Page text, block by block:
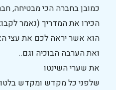
כמובן בחברה הכי מבטיחה,
הכירו את המדריך (נאמר
הוא אשר יראה לכם את עצי
ואת הערבה הבוכיה וגם..
את שערי השינטו
שלפני כל מקדש ומקדש